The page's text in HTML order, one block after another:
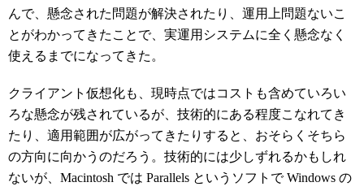
んで、懸念された問題が解決されたり、運用上問題ないこ
とがわかってきたことで、実運用システムに全く懸念なく
使えるまでになってきた。
クライアント仮想化も、現時点ではコストも含めていろい
ろな懸念が残されているが、技術的にある程度こなれてき
たり、適用範囲が広がってきたりすると、おそらくそちら
の方向に向かうのだろう。技術的には少しずれるかもしれ
ないが、Macintosh では Parallels というソフトで Windows の